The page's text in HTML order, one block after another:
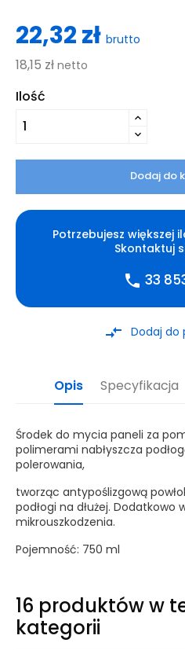
22,32 zł brutto
18,15 zł netto
Ilość
Dodaj do
Potrzebujesz większej
Skontaktuj
phone 33
compare_arrows Dodaj do
Opis Specyfikacja
Środek do mycia paneli za
polimerami nabłyszcza
polerowania,
tworząc antypoślizgową
podłogi na dłużej. Dodatkowo
mikrouszkodzenia.
Pojemność: 750 ml
16 produktów w
kategorii